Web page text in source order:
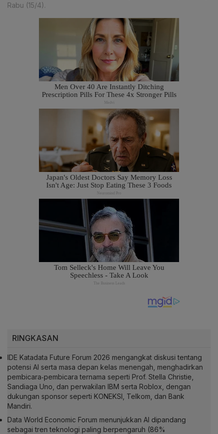
Rabu (15/4).
RINGKASAN
IDE Katadata Future Forum 2026 mengangkat diskusi tentang
potensi AI serta masa depan kelas menengah, menghadirkan
pembicara‑pembicara ternama seperti Prof. Stella Christie,
Sandiaga Uno, dan perwakilan IBM serta Roblox, dengan
dukungan sponsor seperti KONEKSI, Telkom, dan Bank
Mandiri.
Data World Economic Forum menunjukkan AI dipandang
sebagai tren teknologi paling berpengaruh (86%